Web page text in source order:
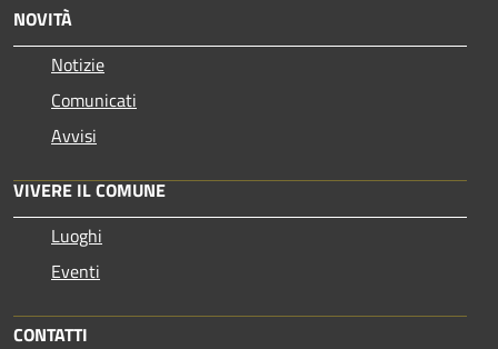
NOVITÀ
Notizie
Comunicati
Avvisi
VIVERE IL COMUNE
Luoghi
Eventi
CONTATTI